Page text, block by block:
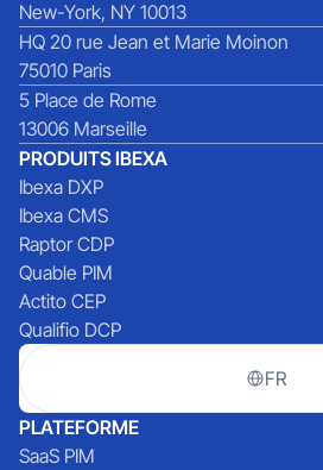
New-York, NY 10013
HQ 20 rue Jean et Marie Moinon
75010 Paris
5 Place de Rome
13006 Marseille
PRODUITS IBEXA
Ibexa DXP
Ibexa CMS
Raptor CDP
Quable PIM
Actito CEP
Qualifio DCP
FR
PLATEFORME
SaaS PIM